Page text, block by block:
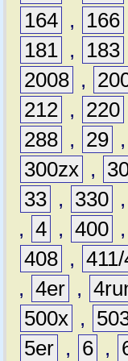
164 , 166
181 , 183
2008 ,
212 , 220
288 , 29 ,
300zx ,
33 , 330 ,
, 4 , 400 ,
408 ,
, 4er ,
500x ,
5er , 6 ,